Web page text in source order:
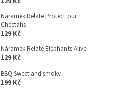
Náramek Relate Protect our
Cheetahs
129 Kč
Náramek Relate Elephants Alive
129 Kč
BBQ Sweet and smoky
199 Kč